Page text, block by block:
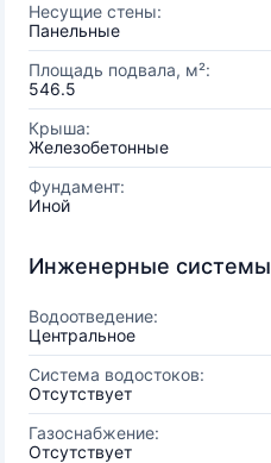
Несущие стены:
Панельные
Площадь подвала, м²:
546.5
Крыша:
Железобетонные
Фундамент:
Иной
Инженерные системы
Водоотведение:
Центральное
Система водостоков:
Отсутствует
Газоснабжение:
Отсутствует